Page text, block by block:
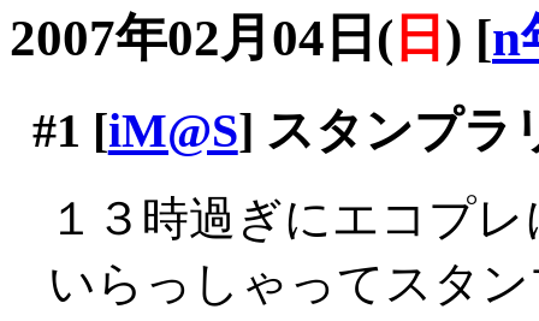
2007年02月04日( 日 ) [n
#1 [iM@S] スタンプラ
１３時過ぎにエコプ
いらっしゃってスタ